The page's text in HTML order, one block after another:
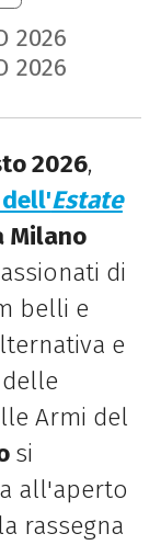
2026
2026
2026,
Estate
Milano
di
belli e
e
Armi del
si
all'aperto
rassegna